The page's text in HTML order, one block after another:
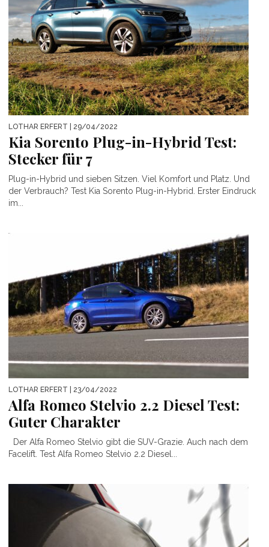
LOTHAR ERFERT | 29/04/2022
Kia Sorento Plug-in-Hybrid Test:
Stecker für 7
Plug-in-Hybrid und sieben Sitzen. Viel Komfort und Platz. Und
der Verbrauch? Test Kia Sorento Plug-in-Hybrid. Erster Eindruck
im...
LOTHAR ERFERT | 23/04/2022
Alfa Romeo Stelvio 2.2 Diesel Test:
Guter Charakter
Der Alfa Romeo Stelvio gibt die SUV-Grazie. Auch nach dem
Facelift. Test Alfa Romeo Stelvio 2.2 Diesel...